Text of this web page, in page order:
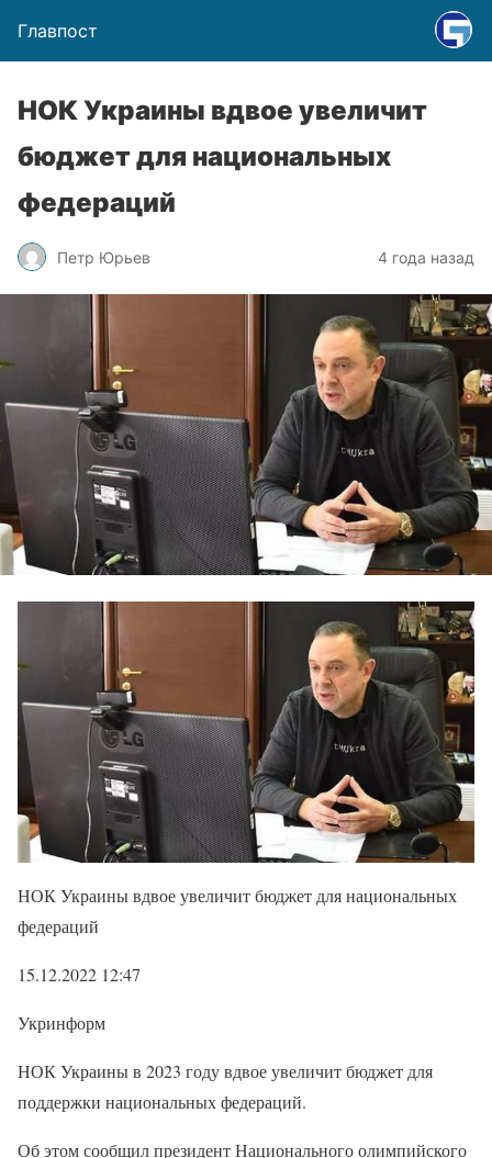
Главпост
НОК Украины вдвое увеличит
бюджет для национальных
федераций
Петр Юрьев 4 года назад
НОК Украины вдвое увеличит бюджет для национальных
федераций
15.12.2022 12:47
Укринформ
НОК Украины в 2023 году вдвое увеличит бюджет для
поддержки национальных федераций.
Об этом сообщил президент Национального олимпийского